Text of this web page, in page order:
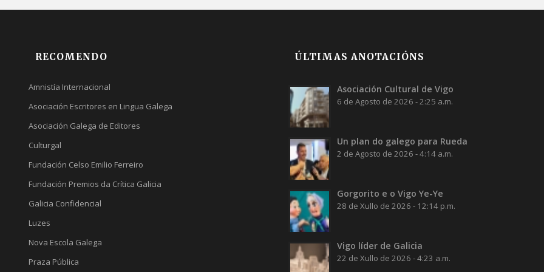
RECOMENDO
Amnistía Internacional
Asociación Escritores en Lingua Galega
Asociación Galega de Editores
Culturgal
Fundación Celso Emilio Ferreiro
Fundación Premios da Crítica Galicia
Galicia Confidencial
Luzes
Nova Escola Galega
Praza Pública
ÚLTIMAS ANOTACIÓNS
Asociación Cultural de Vigo
6 de Agosto de 2026 - 2:25 a.m.
Un plan do galego para Rueda
2 de Agosto de 2026 - 4:14 a.m.
Gorgorito e o Vigo Ye-Ye
28 de Xullo de 2026 - 12:14 p.m.
Vigo líder de Galicia
22 de Xullo de 2026 - 4:23 a.m.